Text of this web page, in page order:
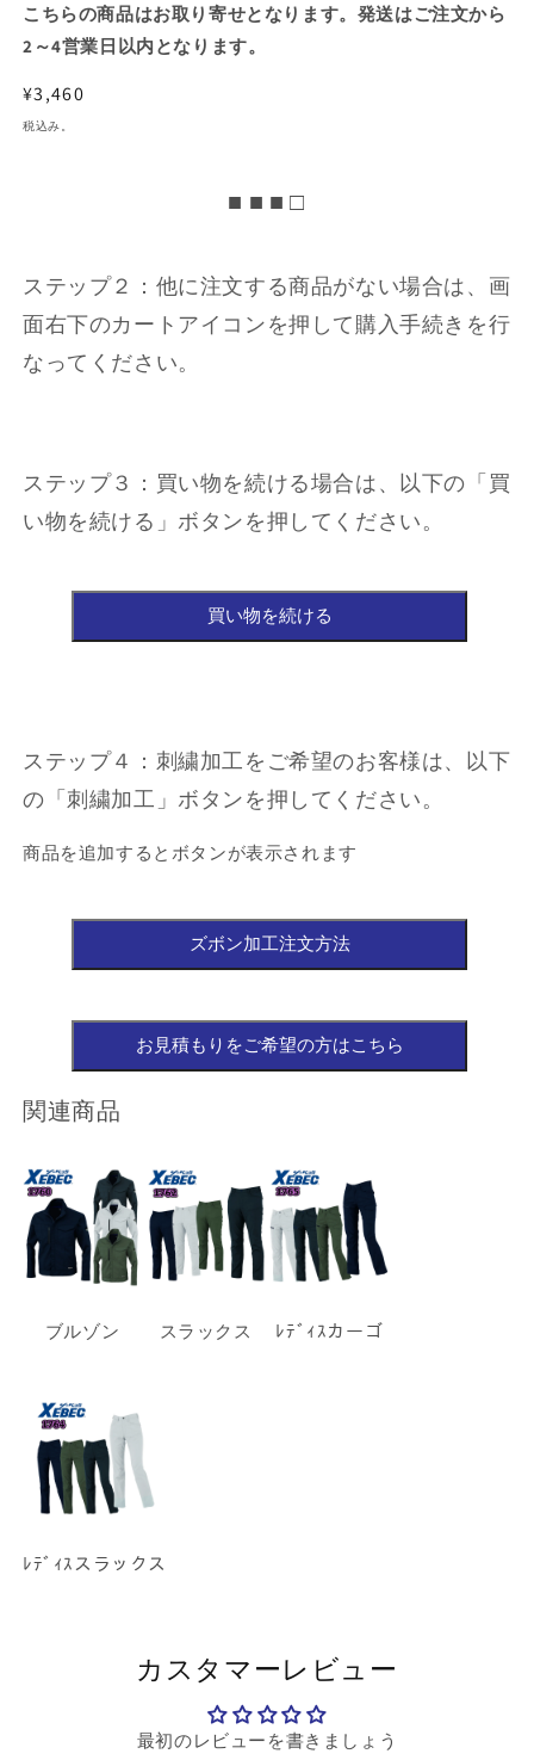
こちらの商品はお取り寄せとなります。発送はご注文から
2～4営業日以内となります。
通
常
¥3,460
税込み。
■ ■ ■ □
ステップ２：他に注文する商品がない場合は、画
面右下のカートアイコンを押して購入手続きを行
なってください。
ステップ３：買い物を続ける場合は、以下の「買
い物を続ける」ボタンを押してください。
ステップ４：刺繍加工をご希望のお客様は、以下
の「刺繍加工」ボタンを押してください。
商品を追加するとボタンが表示されます
関連商品
ブルゾン スラックス ﾚﾃﾞｨｽカーゴ
ﾚﾃﾞｨｽスラックス
カスタマーレビュー
最初のレビューを書きましょう